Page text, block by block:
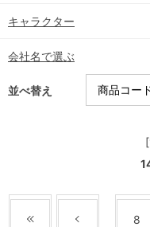
キャラクター
会社名で選ぶ
並べ替え
8